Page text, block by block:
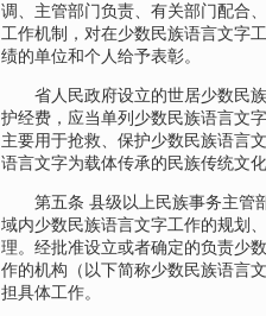
调、主管部门负责、有关部门配合
工作机制，对在少数民族语言文字
绩的单位和个人给予表彰。
省人民政府设立的世居少数民族
护经费，应当单列少数民族语言文
主要用于抢救、保护少数民族语言
语言文字为载体传承的民族传统文
第五条 县级以上民族事务主管
域内少数民族语言文字工作的规划
理。经批准设立或者确定的负责少
作的机构（以下简称少数民族语言
担具体工作。